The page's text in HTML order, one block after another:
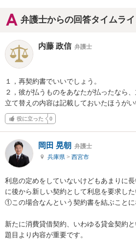
弁護士からの回答タイムラ
内藤 政信 弁護士
１，再契約書でいいでしょう。
２，彼が払うものをあなたが払ったなら、
立て替えの内容は記載しておいたほうがい
役に立った 0
岡田 晃朝 弁護士
兵庫県 > 西宮市
利息の定めをしていないけどもあまりに
に後から新しい契約として利息を要求した
①この場合なんという契約書を結ぶことに
新たに消費貸借契約、いわゆる貸金契約
題目より内容が重要です。